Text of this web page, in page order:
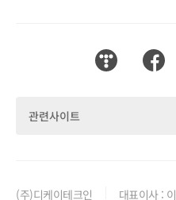
관련사이트
(주)디케이테크인 대표이사 :